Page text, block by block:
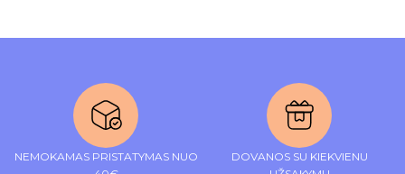
NEMOKAMAS PRISTATYMAS NUO
DOVANOS SU KIEKVIENU